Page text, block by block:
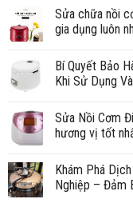
Sửa chữa nồi
gia dụng luôn
Bí Quyết Bảo
Khi Sử Dụng
Sửa Nồi Cơm
hương vị tốt
Khám Phá
Nghiệp – Đảm